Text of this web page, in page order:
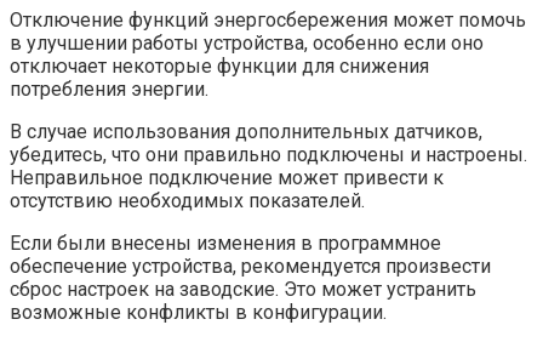
Отключение функций энергосбережения может помочь
в улучшении работы устройства, особенно если оно
отключает некоторые функции для снижения
потребления энергии.
В случае использования дополнительных датчиков,
убедитесь, что они правильно подключены и настроены.
Неправильное подключение может привести к
отсутствию необходимых показателей.
Если были внесены изменения в программное
обеспечение устройства, рекомендуется произвести
сброс настроек на заводские. Это может устранить
возможные конфликты в конфигурации.